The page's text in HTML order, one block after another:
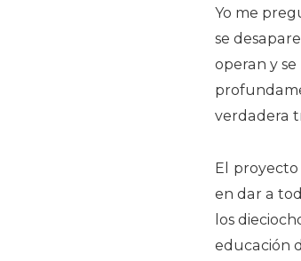
Yo me
se
operan y
verdadera
El
proyecto
en dar a
los
educación